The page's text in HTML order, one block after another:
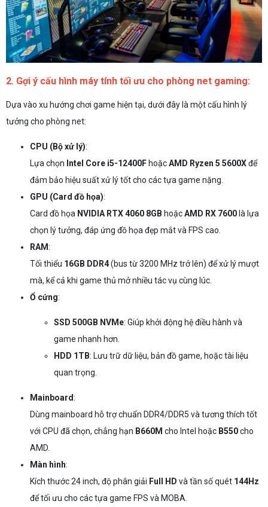
2. Gợi ý cấu hình máy tính tối ưu cho phòng net gaming:
Dựa vào xu hướng chơi game hiện tại, dưới đây là một cấu hình lý
tưởng cho phòng net:
CPU (Bộ xử lý):
Lựa chọn Intel Core i5-12400FhoặcAMD Ryzen 5 5600Xđể
đảm bảo hiệu suất xử lý tốt cho các tựa game nặng.
GPU (Card đồ họa):
Card đồ họa NVIDIA RTX 4060 8GB hoặcAMD RX 7600là lựa
chọn lý tưởng, đáp ứng đồ họa đẹp mắt và FPS cao.
RAM:
Tối thiểu 16GB DDR4(bus từ 3200 MHz trở lên) để xử lý mượt
mà, kể cả khi game thủ mở nhiều tác vụ cùng lúc.
Ổ cứng:
SSD 500GB NVMe: Giúp khởi động hệ điều hành và
game nhanh hơn.
HDD 1TB: Lưu trữ dữ liệu, bản đồ game, hoặc tài liệu
quan trọng.
Mainboard:
Dùng mainboard hỗ trợ chuẩn DDR4/DDR5 và tương thích tốt
với CPU đã chọn, chẳng hạn B660M cho Intel hoặc B550cho
AMD.
Màn hình:
Kích thước 24 inch, độ phân giải Full HD và tần số quét 144Hz
để tối ưu cho các tựa game FPS và MOBA.